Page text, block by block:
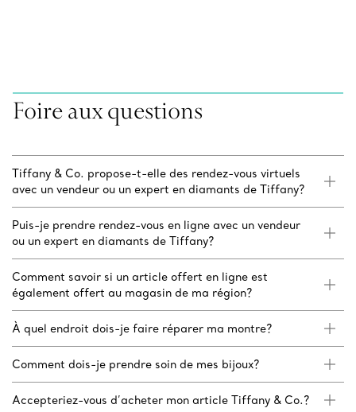
Foire aux questions
Tiffany & Co. propose-t-elle des rendez-vous virtuels
avec un vendeur ou un expert en diamants de Tiffany?
Puis-je prendre rendez-vous en ligne avec un vendeur
ou un expert en diamants de Tiffany?
Comment savoir si un article offert en ligne est
également offert au magasin de ma région?
À quel endroit dois-je faire réparer ma montre?
Comment dois-je prendre soin de mes bijoux?
Accepteriez-vous d’acheter mon article Tiffany & Co.?